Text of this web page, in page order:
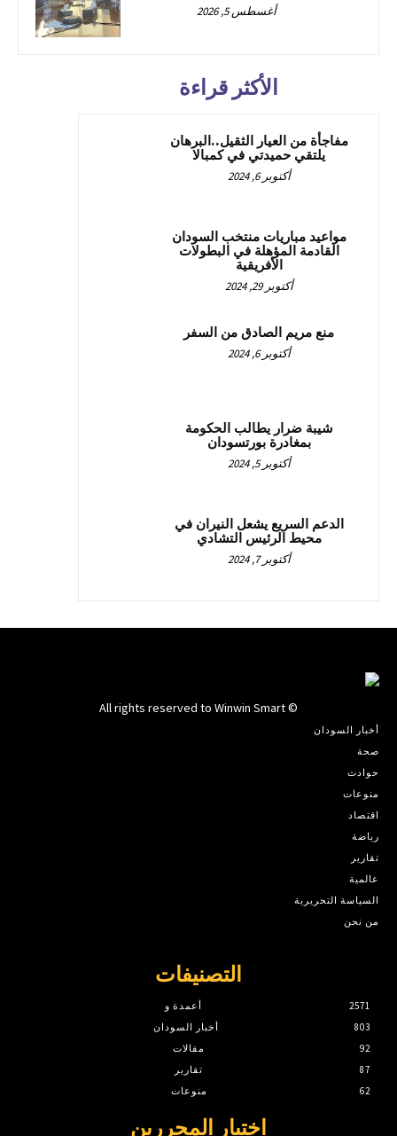
أغسطس 5, 2026
الأكثر قراءة
مفاجأة من العيار الثقيل..البرهان
يلتقي حميدتي في كمبالا
أكتوبر 6, 2024
مواعيد مباريات منتخب السودان
القادمة المؤهلة في البطولات
الأفريقية
أكتوبر 29, 2024
منع مريم الصادق من السفر
أكتوبر 6, 2024
شيبة ضرار يطالب الحكومة
بمغادرة بورتسودان
أكتوبر 5, 2024
الدعم السريع يشعل النيران في
محيط الرئيس التشادي
أكتوبر 7, 2024
© All rights reserved to Winwin Smart
أخبار السودان
صحة
حوادث
منوعات
اقتصاد
رياضة
تقارير
عالمية
السياسة التحريرية
من نحن
التصنيفات
أعمدة و
2571
أخبار السودان
803
مقالات
92
تقارير
87
منوعات
62
اختيار المحررين